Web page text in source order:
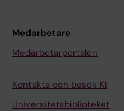
S
C
N
D
Medarbetare
Medarbetarportalen
Kontakta och besök KI
Universitetsbiblioteket